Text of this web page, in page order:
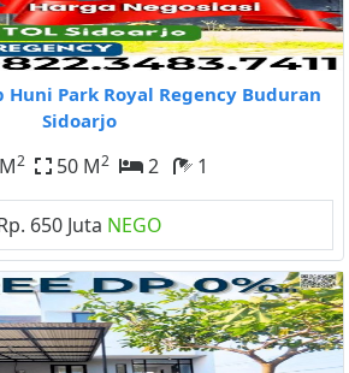
Huni Park Royal Regency Buduran
Sidoarjo
2 50 M2 2 1
650 Juta NEGO